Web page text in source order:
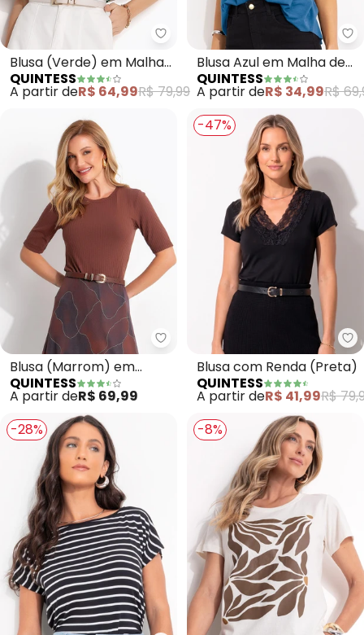
Quintess - Blusa (Verde) em
Blusa (Verde) em Malha
de Viscose
QUINTESS
A partir deR$ 64,99R$ 79,99
Blusa Azul em Malha de
Viscose
QUINTESS
A partir deR$ 34,99R$
Quintess - Blusa (Marrom) em
Blusa (Marrom) em
Malha Canelada
QUINTESS
A partir deR$ 69,99
-47%
Blusa com Renda (Preta)
QUINTESS
A partir deR$ 41,99R$
-28%
-8%